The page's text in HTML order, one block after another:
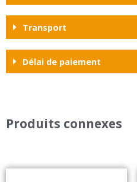
Transport
Délai de paiement
Produits connexes